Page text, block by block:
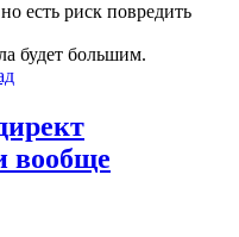
есть риск повредить
будет большим.
вообще